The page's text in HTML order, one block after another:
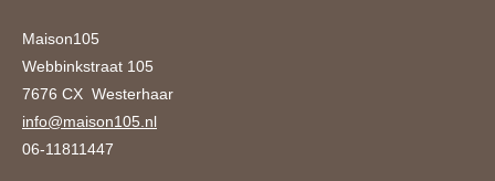
Maison105
Webbinkstraat 105
7676 CX Westerhaar
info@maison105.nl
06-11811447